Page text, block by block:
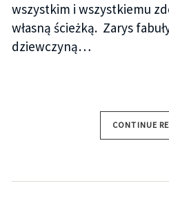
wszystkim i wszystkiemu
własną ścieżką. Zarys
dziewczyną…
CONTINUE